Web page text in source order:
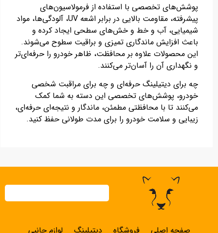
پوشش‌های تخصصی با استفاده از فرمولاسیون‌های
پیشرفته، مقاومت بالایی در برابر اشعه UV، آلودگی‌ها، مواد
شیمیایی، آب و خط و خش‌های سطحی ایجاد کرده و
باعث افزایش ماندگاری تمیزی و براقیت سطوح می‌شوند.
این محصولات علاوه بر محافظت، ظاهر خودرو را حرفه‌ای‌تر
و نگهداری آن را آسان‌تر می‌کنند.
چه برای دیتیلینگ حرفه‌ای و چه برای مراقبت شخصی
خودرو، پوشش‌های تخصصی این دسته به شما کمک
می‌کنند تا با محافظتی مطمئن، ماندگار و نتیجه‌ای حرفه‌ای،
زیبایی و سلامت خودرو را برای مدت طولانی حفظ کنید.
صفحه اصلی فروشگاه دیتیلینگ لوازم جانبی